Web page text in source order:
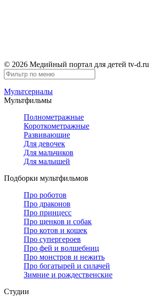
© 2026 Медийный портал для детей tv-d.ru
Мультсериалы
Мультфильмы
Полнометражные
Короткометражные
Развивающие
Для девочек
Для мальчиков
Для малышей
Подборки мультфильмов
Про роботов
Про драконов
Про принцесс
Про щенков и собак
Про котов и кошек
Про супергероев
Про фей и волшебниц
Про монстров и нежить
Про богатырей и силачей
Зимние и рождественские
Студии